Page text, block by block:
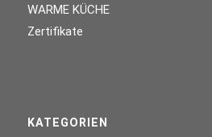
WARME KÜCHE
Zertifikate
KATEGORIEN